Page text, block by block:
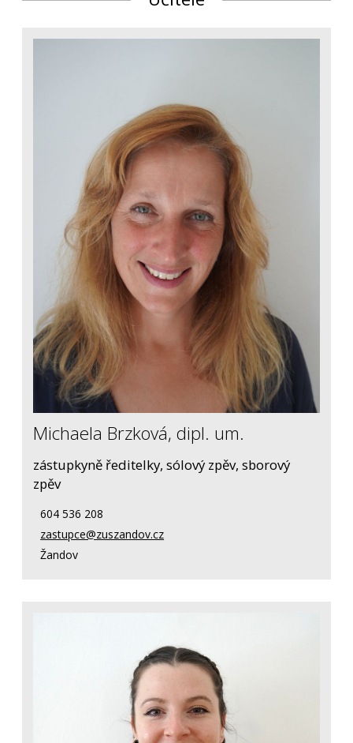
Michaela Brzková, dipl. um.
zástupkyně ředitelky, sólový zpěv, sborový
zpěv
604 536 208
zastupce@zuszandov.cz
Žandov